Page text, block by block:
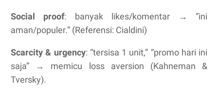
Social proof: banyak likes/komentar → “ini
aman/populer.” (Referensi: Cialdini)
Scarcity & urgency: “tersisa 1 unit,” “promo hari ini
saja” → memicu loss aversion (Kahneman &
Tversky).